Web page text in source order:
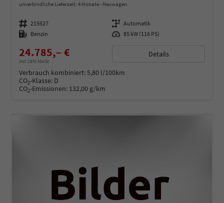
unverbindliche Lieferzeit: 4 Monate Neuwagen
Fahrzeugnummer 215627 Getriebe Automatik
Kraftstoff Benzin Leistung 85 kW (116 PS)
24.785,– €
incl. 19% MwSt.
Details
Verbrauch kombiniert:5,80 l/100km
CO2-Klasse: D
CO2-Emissionen: 132,00 g/km